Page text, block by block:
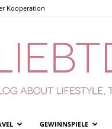
Kooperation
GEWINNSPIELE